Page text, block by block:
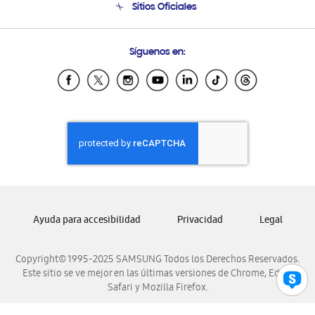
Condiciones de Compra
Soporte vía eMail
Sitios Oficiales
Samsung Ecuador
Samsung El Salvador
Samsung Honduras
Samsung Nicaragua
Samsung Panamá
Samsung Venezuela
Síguenos en:
Copyright© 1995-2025 SAMSUNG Todos los Derechos Reservados.
Este sitio se ve mejor en las últimas versiones de Chrome, Edge,
Safari y Mozilla Firefox.
Ayuda para accesibilidad Privacidad Legal